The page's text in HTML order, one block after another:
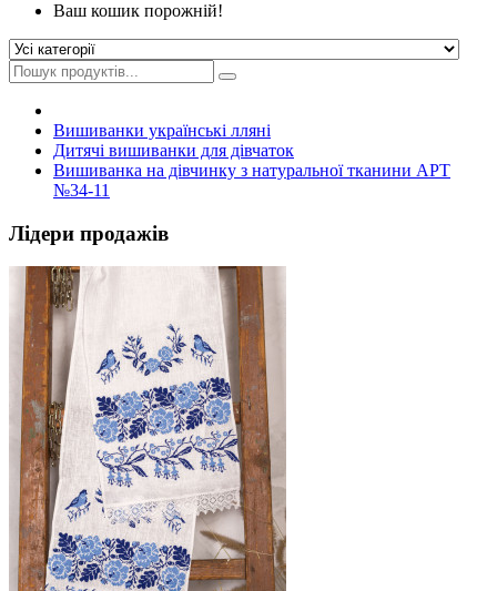
Ваш кошик порожній!
Вишиванки українські лляні
Дитячі вишиванки для дівчаток
Вишиванка на дівчинку з натуральної тканини АРТ
№34-11
Лідери продажів